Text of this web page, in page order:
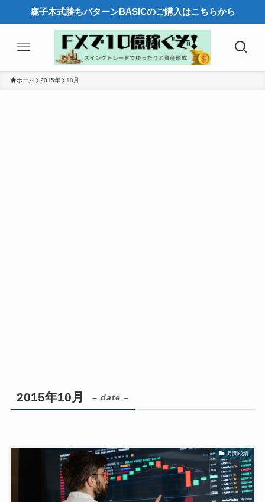
鹿子木式勝ちパターンBASICのご購入はこちらから
ホーム 2015年 10月
2015年10月 – date –
月間成績